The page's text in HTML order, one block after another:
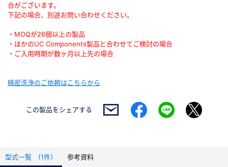
合がございます。
下記の場合、別途お問い合わせください。
・MOQが26個以上の製品
・ほかのUC Components製品と合わせてご検討の場合
・ご入用時期が数ヶ月以上先の場合
精密洗浄のご依頼はこちらから
この製品をシェアする
型式一覧 (1件） 参考資料